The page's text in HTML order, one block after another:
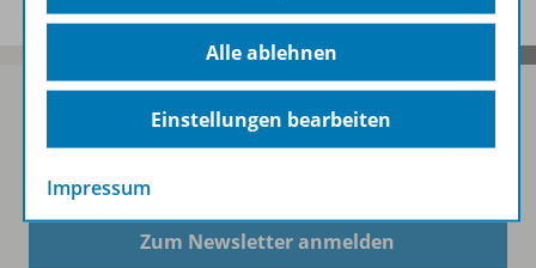
Zum Newsletter anmelden
Alle ablehnen
Einstellungen bearbeiten
Impressum